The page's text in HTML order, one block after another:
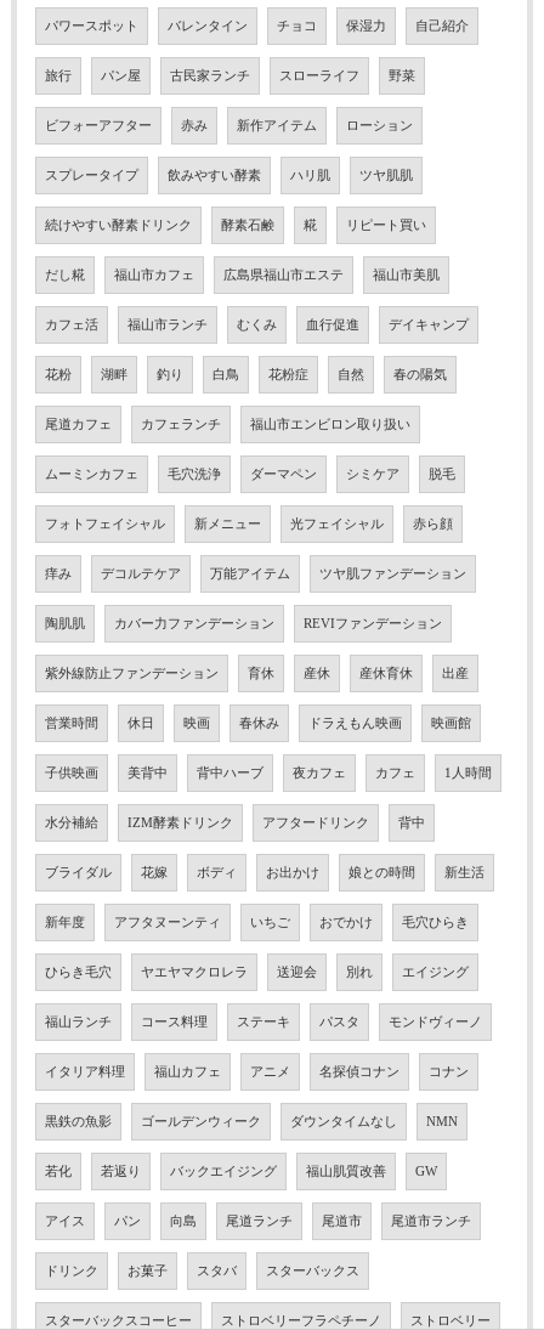
パワースポット バレンタイン チョコ 保湿力 自己紹介
旅行 パン屋 古民家ランチ スローライフ 野菜
ビフォーアフター 赤み 新作アイテム ローション
スプレータイプ 飲みやすい酵素 ハリ肌 ツヤ肌肌
続けやすい酵素ドリンク 酵素石鹸 糀 リピート買い
だし糀 福山市カフェ 広島県福山市エステ 福山市美肌
カフェ活 福山市ランチ むくみ 血行促進 デイキャンプ
花粉 湖畔 釣り 白鳥 花粉症 自然 春の陽気
尾道カフェ カフェランチ 福山市エンビロン取り扱い
ムーミンカフェ 毛穴洗浄 ダーマペン シミケア 脱毛
フォトフェイシャル 新メニュー 光フェイシャル 赤ら顔
痒み デコルテケア 万能アイテム ツヤ肌ファンデーション
陶肌肌 カバー力ファンデーション REVIファンデーション
紫外線防止ファンデーション 育休 産休 産休育休 出産
営業時間 休日 映画 春休み ドラえもん映画 映画館
子供映画 美背中 背中ハーブ 夜カフェ カフェ 1人時間
水分補給 IZM酵素ドリンク アフタードリンク 背中
ブライダル 花嫁 ボディ お出かけ 娘との時間 新生活
新年度 アフタヌーンティ いちご おでかけ 毛穴ひらき
ひらき毛穴 ヤエヤマクロレラ 送迎会 別れ エイジング
福山ランチ コース料理 ステーキ パスタ モンドヴィーノ
イタリア料理 福山カフェ アニメ 名探偵コナン コナン
黒鉄の魚影 ゴールデンウィーク ダウンタイムなし NMN
若化 若返り バックエイジング 福山肌質改善 GW
アイス パン 向島 尾道ランチ 尾道市 尾道市ランチ
ドリンク お菓子 スタバ スターバックス
スターバックスコーヒー ストロベリーフラペチーノ ストロベリー